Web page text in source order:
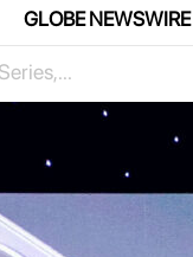
GLOBE NEWSWIRE